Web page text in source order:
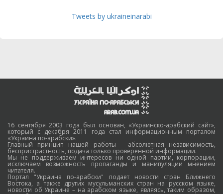
Tweets by ukraineinarabi
16 сентября 2003 года был основан, «Украинско-арабский сайт»,
который с декабря 2011 года стал информационным порталом
«Украина по-арабски».
Главный принцип нашей работы – абсолютная независимость,
беспристрастность, подача только проверенной информации.
Мы не поддерживаем интересов ни одной партии, корпорации,
исключаем возможность пропаганды и манипуляции мнением
читателя.
Портал "Украина по-арабски" подает новости стран Ближнего
Востока, а также других мусульманских стран на русском языке,
новости об Украине – на арабском языке, являясь, таким образом,